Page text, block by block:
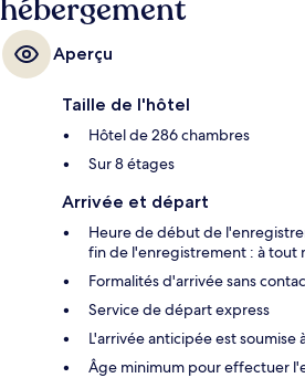
seulement 4 min à pied.
hébergement
Aperçu
Taille de l'hôtel
Hôtel de 286 chambres
Sur 8 étages
Arrivée et départ
Heure de début de
fin de l'enregistrement : à tout
Formalités d'arrivée sans
Service de départ express
L'arrivée anticipée est soumise
Âge minimum pour effectuer